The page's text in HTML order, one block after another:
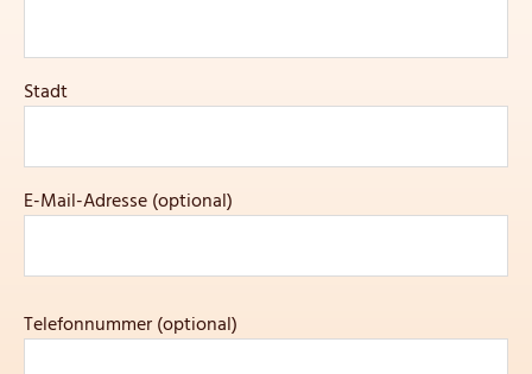
Stadt
E-Mail-Adresse (optional)
Telefonnummer (optional)